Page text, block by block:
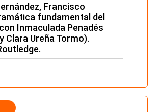
Francisco
fundamental del
Inmaculada Penadés
Clara Ureña Tormo).